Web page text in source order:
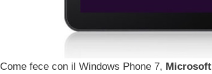
Come fece con il Windows Phone 7, Microsoft